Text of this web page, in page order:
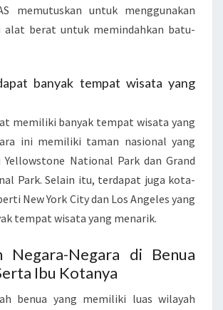
memutuskan untuk menggunakan
alat berat untuk memindahkan batu-
banyak tempat wisata yang
memiliki banyak tempat wisata yang
ini memiliki taman nasional yang
Yellowstone National Park dan Grand
Park. Selain itu, terdapat juga kota-
New York City dan Los Angeles yang
tempat wisata yang menarik.
Negara-Negara di Benua
Ibu Kotanya
benua yang memiliki luas wilayah